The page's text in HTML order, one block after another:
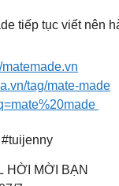
tiếp tục viết nên
tag/mate-made
HỜI MỜI BẠN